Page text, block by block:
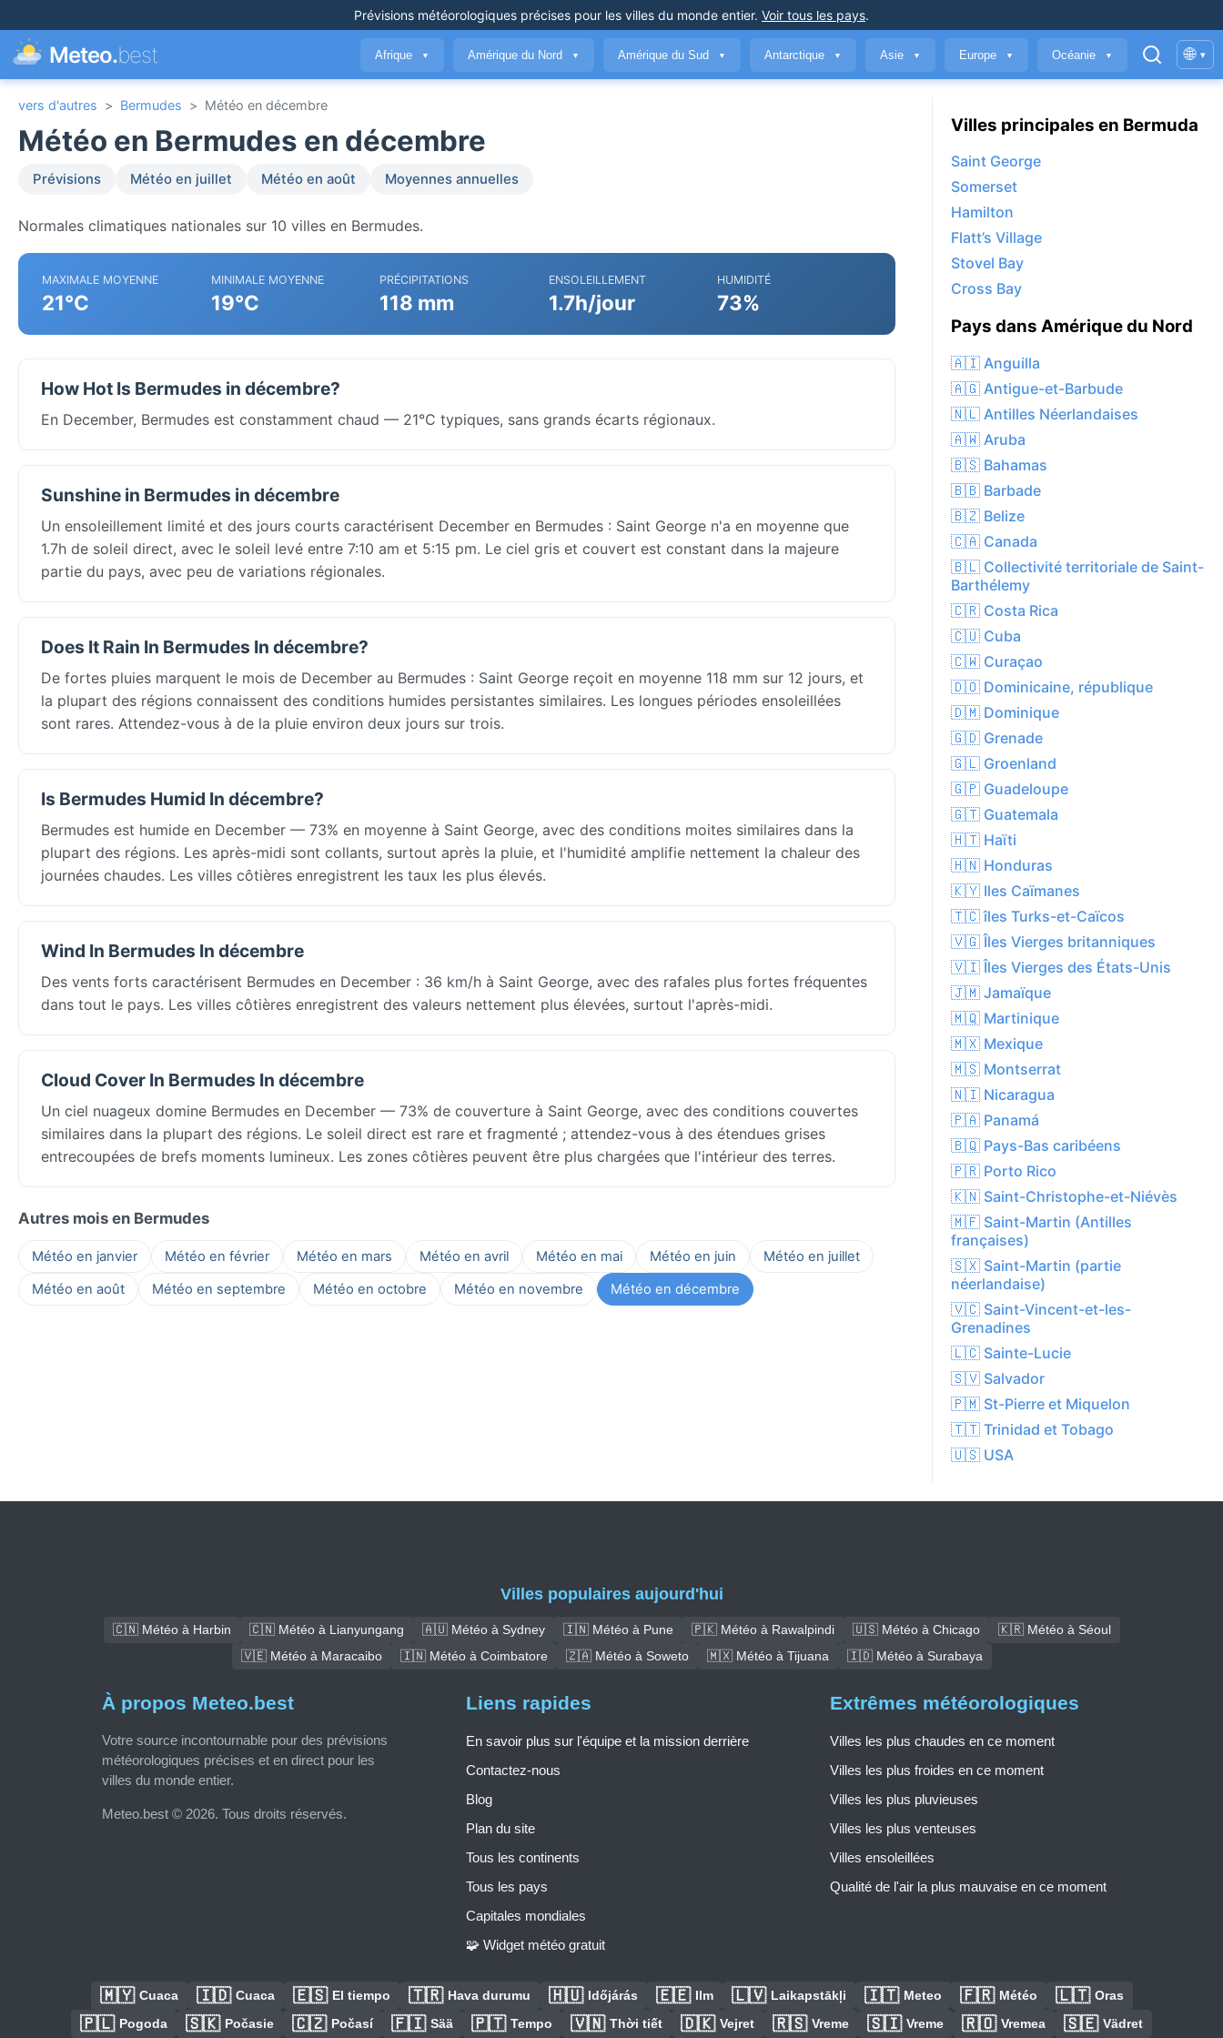
Prévisions météorologiques précises pour les villes du monde entier. Voir tous les pays.
Meteo.best Afrique ▼ Amérique du Nord ▼ Amérique du Sud ▼ Antarctique ▼ Asie ▼ Europe ▼ Océanie ▼ 🌐 ▾
vers d'autres > Bermudes > Météo en décembre
Météo en Bermudes en décembre
Prévisions Météo en juillet Météo en août Moyennes annuelles
Normales climatiques nationales sur 10 villes en Bermudes.
MAXIMALE MOYENNE
21°C
MINIMALE MOYENNE
19°C
PRÉCIPITATIONS
118 mm
ENSOLEILLEMENT
1.7h/jour
HUMIDITÉ
73%
How Hot Is Bermudes in décembre?
En December, Bermudes est constamment chaud — 21°C typiques, sans grands écarts régionaux.
Sunshine in Bermudes in décembre
Un ensoleillement limité et des jours courts caractérisent December en Bermudes : Saint George n'a en moyenne que
1.7h de soleil direct, avec le soleil levé entre 7:10 am et 5:15 pm. Le ciel gris et couvert est constant dans la majeure
partie du pays, avec peu de variations régionales.
Does It Rain In Bermudes In décembre?
De fortes pluies marquent le mois de December au Bermudes : Saint George reçoit en moyenne 118 mm sur 12 jours, et
la plupart des régions connaissent des conditions humides persistantes similaires. Les longues périodes ensoleillées
sont rares. Attendez-vous à de la pluie environ deux jours sur trois.
Is Bermudes Humid In décembre?
Bermudes est humide en December — 73% en moyenne à Saint George, avec des conditions moites similaires dans la
plupart des régions. Les après-midi sont collants, surtout après la pluie, et l'humidité amplifie nettement la chaleur des
journées chaudes. Les villes côtières enregistrent les taux les plus élevés.
Wind In Bermudes In décembre
Des vents forts caractérisent Bermudes en December : 36 km/h à Saint George, avec des rafales plus fortes fréquentes
dans tout le pays. Les villes côtières enregistrent des valeurs nettement plus élevées, surtout l'après-midi.
Cloud Cover In Bermudes In décembre
Un ciel nuageux domine Bermudes en December — 73% de couverture à Saint George, avec des conditions couvertes
similaires dans la plupart des régions. Le soleil direct est rare et fragmenté ; attendez-vous à des étendues grises
entrecoupées de brefs moments lumineux. Les zones côtières peuvent être plus chargées que l'intérieur des terres.
Autres mois en Bermudes
Météo en janvier Météo en février Météo en mars Météo en avril Météo en mai Météo en juin
Météo en juillet
Météo en août
Météo en septembre Météo en octobre Météo en novembre Météo en décembre
Villes principales en Bermuda
Saint George
Somerset
Hamilton
Flatt’s Village
Stovel Bay
Cross Bay
Pays dans Amérique du Nord
🇦🇮 Anguilla
🇦🇬 Antigue-et-Barbude
🇳🇱 Antilles Néerlandaises
🇦🇼 Aruba
🇧🇸 Bahamas
🇧🇧 Barbade
🇧🇿 Belize
🇨🇦 Canada
🇧🇱 Collectivité territoriale de Saint-
Barthélemy
🇨🇷 Costa Rica
🇨🇺 Cuba
🇨🇼 Curaçao
🇩🇴 Dominicaine, république
🇩🇲 Dominique
🇬🇩 Grenade
🇬🇱 Groenland
🇬🇵 Guadeloupe
🇬🇹 Guatemala
🇭🇹 Haïti
🇭🇳 Honduras
🇰🇾 Iles Caïmanes
🇹🇨 îles Turks-et-Caïcos
🇻🇬 Îles Vierges britanniques
🇻🇮 Îles Vierges des États-Unis
🇯🇲 Jamaïque
🇲🇶 Martinique
🇲🇽 Mexique
🇲🇸 Montserrat
🇳🇮 Nicaragua
🇵🇦 Panamá
🇧🇶 Pays-Bas caribéens
🇵🇷 Porto Rico
🇰🇳 Saint-Christophe-et-Niévès
🇲🇫 Saint-Martin (Antilles
françaises)
🇸🇽 Saint-Martin (partie
néerlandaise)
🇻🇨 Saint-Vincent-et-les-
Grenadines
🇱🇨 Sainte-Lucie
🇸🇻 Salvador
🇵🇲 St-Pierre et Miquelon
🇹🇹 Trinidad et Tobago
🇺🇸 USA
Villes populaires aujourd'hui
🇨🇳 Météo à Harbin 🇨🇳 Météo à Lianyungang 🇦🇺 Météo à Sydney 🇮🇳 Météo à Pune 🇵🇰 Météo à Rawalpindi 🇺🇸 Météo à Chicago
🇰🇷 Météo à Séoul
🇻🇪 Météo à Maracaibo
🇮🇳 Météo à Coimbatore 🇿🇦 Météo à Soweto 🇲🇽 Météo à Tijuana 🇮🇩 Météo à Surabaya
À propos Meteo.best
Votre source incontournable pour des prévisions
météorologiques précises et en direct pour les
villes du monde entier.
Meteo.best © 2026. Tous droits réservés.
Liens rapides
En savoir plus sur l'équipe et la mission derrière
Contactez-nous
Blog
Plan du site
Tous les continents
Tous les pays
Capitales mondiales
🧩 Widget météo gratuit
Extrêmes météorologiques
Villes les plus chaudes en ce moment
Villes les plus froides en ce moment
Villes les plus pluvieuses
Villes les plus venteuses
Villes ensoleillées
Qualité de l'air la plus mauvaise en ce moment
🇲🇾 Cuaca 🇮🇩 Cuaca 🇪🇸 El tiempo 🇹🇷 Hava durumu 🇭🇺 Időjárás 🇪🇪 Ilm 🇱🇻 Laikapstākļi 🇮🇹 Meteo 🇫🇷 Météo 🇱🇹 Oras
🇵🇱 Pogoda 🇸🇰 Počasie 🇨🇿 Počasí 🇫🇮 Sää 🇵🇹 Tempo 🇻🇳 Thời tiết 🇩🇰 Vejret 🇷🇸 Vreme 🇸🇮 Vreme 🇷🇴 Vremea 🇸🇪 Vädret